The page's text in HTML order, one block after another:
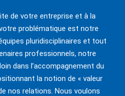
de votre entreprise et à la
problématique est notre
pluridisciplinaires et tout
professionnels, notre
dans l’accompagnement du
la notion de « valeur
nos relations. Nous voulons